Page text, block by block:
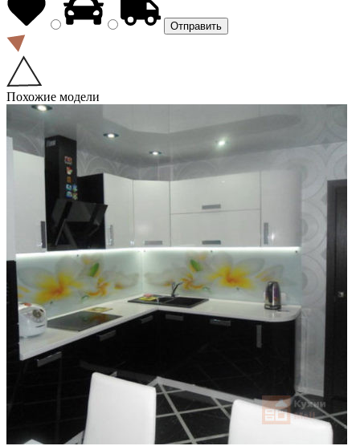
Похожие модели